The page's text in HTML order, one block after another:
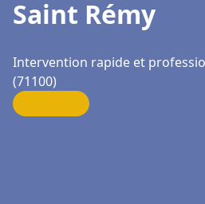
Saint Rémy
Intervention rapide et
(71100)